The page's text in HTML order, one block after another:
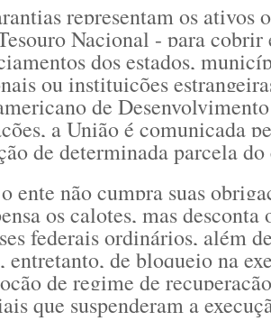
representam os ativos
Nacional - para cobrir
dos estados,
ou instituições
de
a União é comunicada
de determinada parcela
ente não cumpra suas
os calotes, mas
federais ordinários, além
entretanto, de bloqueio na
de regime de
que suspenderam a